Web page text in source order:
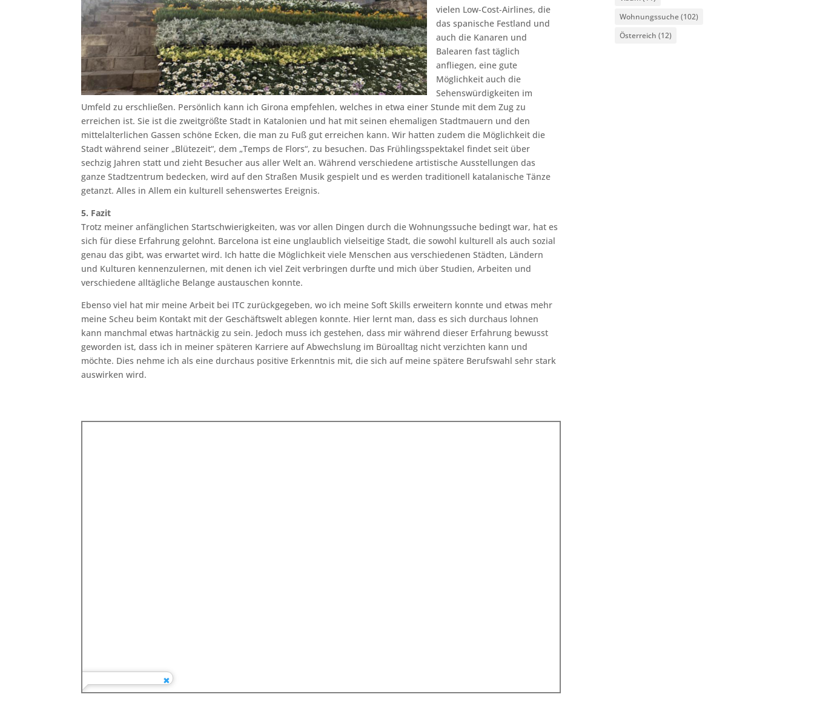
vielen Low-Cost-Airlines, die
das spanische Festland und
auch die Kanaren und
Balearen fast täglich
anfliegen, eine gute
Möglichkeit auch die
Sehenswürdigkeiten im
Umfeld zu erschließen. Persönlich kann ich Girona empfehlen, welches in etwa einer Stunde mit dem Zug zu
erreichen ist. Sie ist die zweitgrößte Stadt in Katalonien und hat mit seinen ehemaligen Stadtmauern und den
mittelalterlichen Gassen schöne Ecken, die man zu Fuß gut erreichen kann. Wir hatten zudem die Möglichkeit die
Stadt während seiner „Blütezeit“, dem „Temps de Flors“, zu besuchen. Das Frühlingsspektakel findet seit über
sechzig Jahren statt und zieht Besucher aus aller Welt an. Während verschiedene artistische Ausstellungen das
ganze Stadtzentrum bedecken, wird auf den Straßen Musik gespielt und es werden traditionell katalanische Tänze
getanzt. Alles in Allem ein kulturell sehenswertes Ereignis.
5. Fazit
Trotz meiner anfänglichen Startschwierigkeiten, was vor allen Dingen durch die Wohnungssuche bedingt war, hat es
sich für diese Erfahrung gelohnt. Barcelona ist eine unglaublich vielseitige Stadt, die sowohl kulturell als auch sozial
genau das gibt, was erwartet wird. Ich hatte die Möglichkeit viele Menschen aus verschiedenen Städten, Ländern
und Kulturen kennenzulernen, mit denen ich viel Zeit verbringen durfte und mich über Studien, Arbeiten und
verschiedene alltägliche Belange austauschen konnte.
Ebenso viel hat mir meine Arbeit bei ITC zurückgegeben, wo ich meine Soft Skills erweitern konnte und etwas mehr
meine Scheu beim Kontakt mit der Geschäftswelt ablegen konnte. Hier lernt man, dass es sich durchaus lohnen
kann manchmal etwas hartnäckig zu sein. Jedoch muss ich gestehen, dass mir während dieser Erfahrung bewusst
geworden ist, dass ich in meiner späteren Karriere auf Abwechslung im Büroalltag nicht verzichten kann und
möchte. Dies nehme ich als eine durchaus positive Erkenntnis mit, die sich auf meine spätere Berufswahl sehr stark
auswirken wird.
Wohnungssuche(102)
Österreich (12)